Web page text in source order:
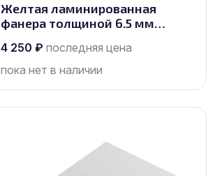
Желтая ламинированная
фанера толщиной 6.5 мм
4 250 ₽ последняя цена
пока нет в наличии